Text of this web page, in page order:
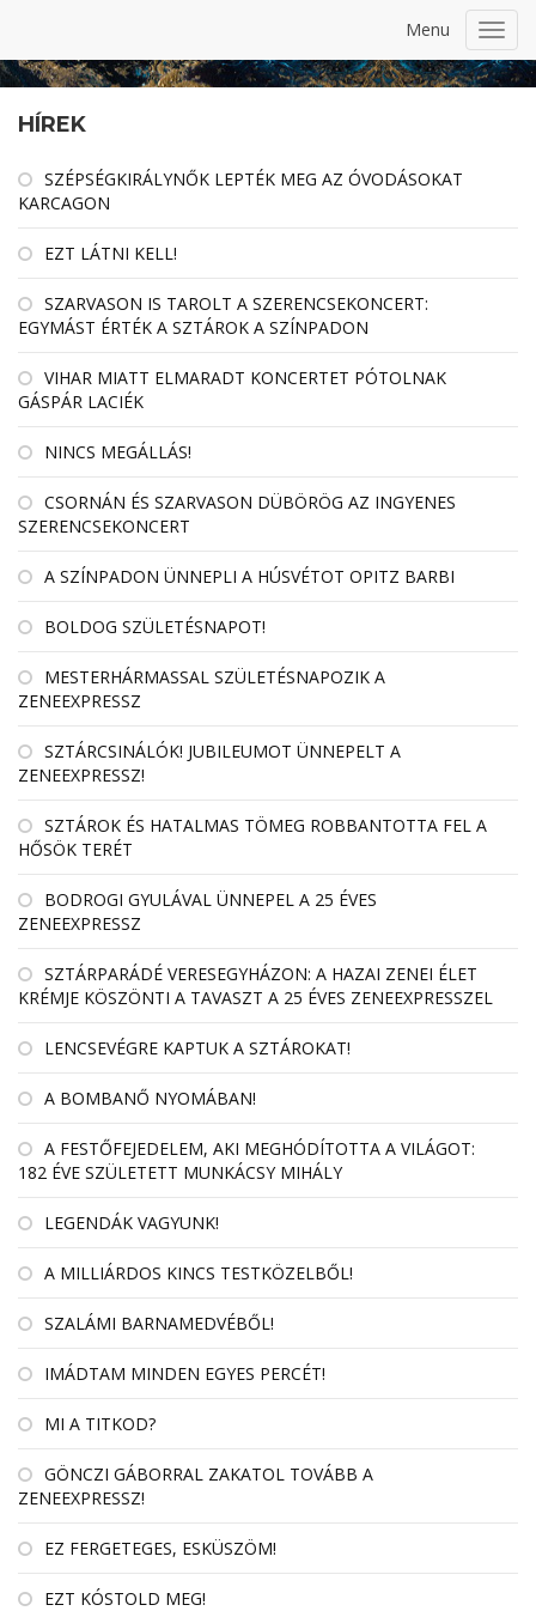
Menu
HÍREK
SZÉPSÉGKIRÁLYNŐK LEPTÉK MEG AZ ÓVODÁSOKAT
KARCAGON
EZT LÁTNI KELL!
SZARVASON IS TAROLT A SZERENCSEKONCERT:
EGYMÁST ÉRTÉK A SZTÁROK A SZÍNPADON
VIHAR MIATT ELMARADT KONCERTET PÓTOLNAK
GÁSPÁR LACIÉK
NINCS MEGÁLLÁS!
CSORNÁN ÉS SZARVASON DÜBÖRÖG AZ INGYENES
SZERENCSEKONCERT
A SZÍNPADON ÜNNEPLI A HÚSVÉTOT OPITZ BARBI
BOLDOG SZÜLETÉSNAPOT!
MESTERHÁRMASSAL SZÜLETÉSNAPOZIK A
ZENEEXPRESSZ
SZTÁRCSINÁLÓK! JUBILEUMOT ÜNNEPELT A
ZENEEXPRESSZ!
SZTÁROK ÉS HATALMAS TÖMEG ROBBANTOTTA FEL A
HŐSÖK TERÉT
BODROGI GYULÁVAL ÜNNEPEL A 25 ÉVES
ZENEEXPRESSZ
SZTÁRPARÁDÉ VERESEGYHÁZON: A HAZAI ZENEI ÉLET
KRÉMJE KÖSZÖNTI A TAVASZT A 25 ÉVES ZENEEXPRESSZEL
LENCSEVÉGRE KAPTUK A SZTÁROKAT!
A BOMBANŐ NYOMÁBAN!
A FESTŐFEJEDELEM, AKI MEGHÓDÍTOTTA A VILÁGOT:
182 ÉVE SZÜLETETT MUNKÁCSY MIHÁLY
LEGENDÁK VAGYUNK!
A MILLIÁRDOS KINCS TESTKÖZELBŐL!
SZALÁMI BARNAMEDVÉBŐL!
IMÁDTAM MINDEN EGYES PERCÉT!
MI A TITKOD?
GÖNCZI GÁBORRAL ZAKATOL TOVÁBB A
ZENEEXPRESSZ!
EZ FERGETEGES, ESKÜSZÖM!
EZT KÓSTOLD MEG!